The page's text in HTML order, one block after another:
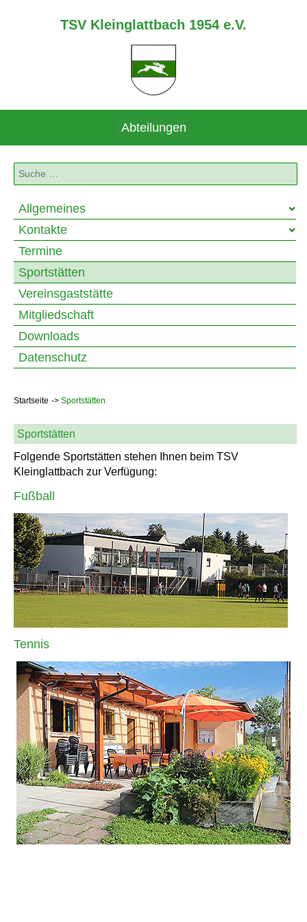
TSV Kleinglattbach 1954 e.V.
Abteilungen
Suchen
Allgemeines
Kontakte
Termine
Sportstätten
Vereinsgaststätte
Mitgliedschaft
Downloads
Datenschutz
Startseite Sportstätten
Sportstätten
Folgende Sportstätten stehen Ihnen beim TSV
Kleinglattbach zur Verfügung:
Fußball
Tennis